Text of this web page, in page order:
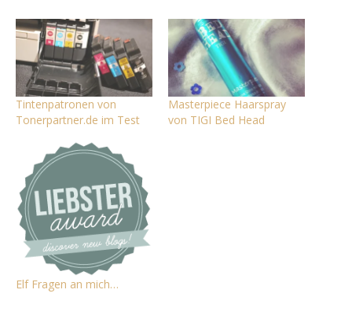
Tintenpatronen von
Tonerpartner.de im Test
Masterpiece Haarspray
von TIGI Bed Head
Elf Fragen an mich…